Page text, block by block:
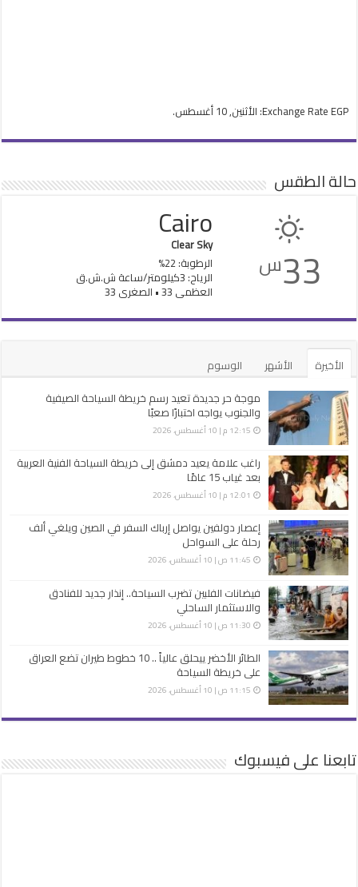
Exchange Rate EGP : الأثنين, 10 أغسطس.
حالة الطقس
33س
Cairo
Clear Sky
الرطوبة: 22%
الرياح: 3كيلومتر/ساعة ش.ش.ق‎
العظمى 33 • الصغرى 33
الأخيرة الأشهر
الوسوم
موجة حر جديدة تعيد رسم خريطة السياحة الصيفية
والجنوب يواجه اختبارًا صعبًا
12:15 م | 10 أغسطس، 2026
راغب علامة يعيد دمشق إلى خريطة السياحة الفنية العربية
بعد غياب 15 عامًا
12:01 م | 10 أغسطس، 2026
إعصار دولفين يواصل إرباك السفر في الصين ويلغي ألف
رحلة على السواحل
11:45 ص | 10 أغسطس، 2026
فيضانات الفلبين تضرب السياحة.. إنذار جديد للفنادق
والاستثمار الساحلي
11:30 ص | 10 أغسطس، 2026
الطائر الأخضر ييحلق عالياً .. 10 خطوط طيران تضع العراق
على خريطة السياحة
11:15 ص | 10 أغسطس، 2026
تابعنا على فيسبوك